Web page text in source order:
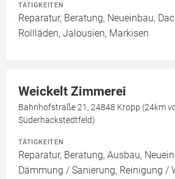
TÄTIGKEITEN
Reparatur, Beratung, Neueinbau,
Rollläden, Jalousien, Markisen
Weickelt Zimmerei
Bahnhofstraße 21, 24848 Kropp (24km
Süderhackstedtfeld)
TÄTIGKEITEN
Reparatur, Beratung, Ausbau,
Dämmung / Sanierung, Reinigung /